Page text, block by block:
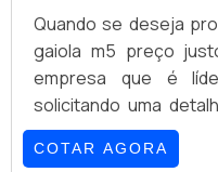
Quando se deseja
gaiola m5 preço
empresa que é
solicitando uma
conhecendo
qualidade.Quando
COTAR AGORA